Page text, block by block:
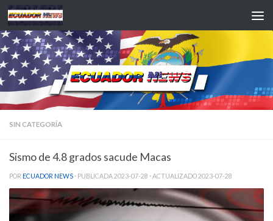
Saltar al contenido
SIN CATEGORÍA
Sismo de 4.8 grados sacude Macas
POR ECUADOR NEWS · PUBLICADA2023-07-28 · ACTUALIZADO2023-07-28